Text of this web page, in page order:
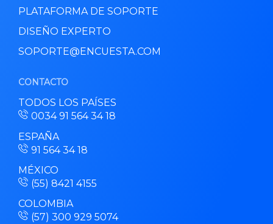
PLATAFORMA DE SOPORTE
DISEÑO EXPERTO
SOPORTE@ENCUESTA.COM
CONTACTO
TODOS LOS PAÍSES
0034 91 564 34 18
ESPAÑA
91 564 34 18
MÉXICO
(55) 8421 4155
COLOMBIA
(57) 300 929 5074